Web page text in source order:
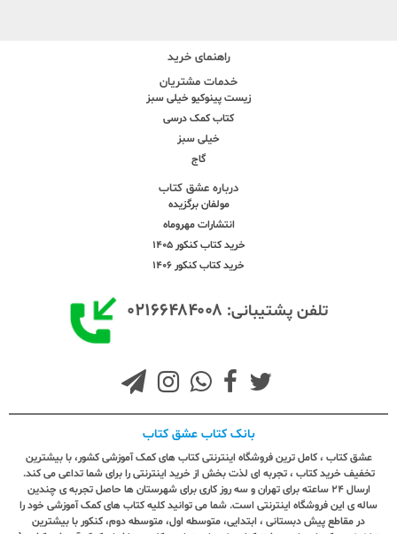
راهنمای خرید
خدمات مشتریان
زیست پینوکیو خیلی سبز
کتاب کمک درسی
خیلی سبز
گاج
درباره عشق کتاب
مولفان برگزیده
انتشارات مهروماه
خرید کتاب کنکور 1405
خرید کتاب کنکور 1406
تلفن پشتیبانی: ۰۲۱۶۶۴۸۴۰۰۸
بانک کتاب عشق کتاب
عشق کتاب ، کامل ترین فروشگاه اینترنتی کتاب های کمک آموزشی کشور، با بیشترین
تخفیف خرید کتاب ، تجربه ای لذت بخش از خرید اینترنتی را برای شما تداعی می کند.
ارسال ٢٤ ساعته برای تهران و سه روز کاری برای شهرستان ها حاصل تجربه ی چندین
ساله ی این فروشگاه اینترنتی است. شما می توانید کلیه کتاب های کمک آموزشی خود را
در مقاطع پیش دبستانی ، ابتدایی، متوسطه اول، متوسطه دوم، کنکور با بیشترین